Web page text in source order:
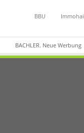
BBU Immohai
BACHLER. Neue Werbung